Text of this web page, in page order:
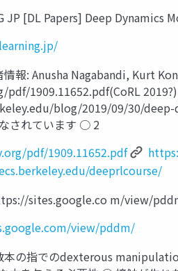
JP [DL Papers] Deep
報: Anusha Nagabandi, Kurt
pdf/1909.11652.pdf(CoRL
blog/2019/09/30/deep-
されています ○ 2
pdf/1909.11652.pdf
deeprlcourse/
sites.google.co m/view/
view/pddm/
の指でのdexterous